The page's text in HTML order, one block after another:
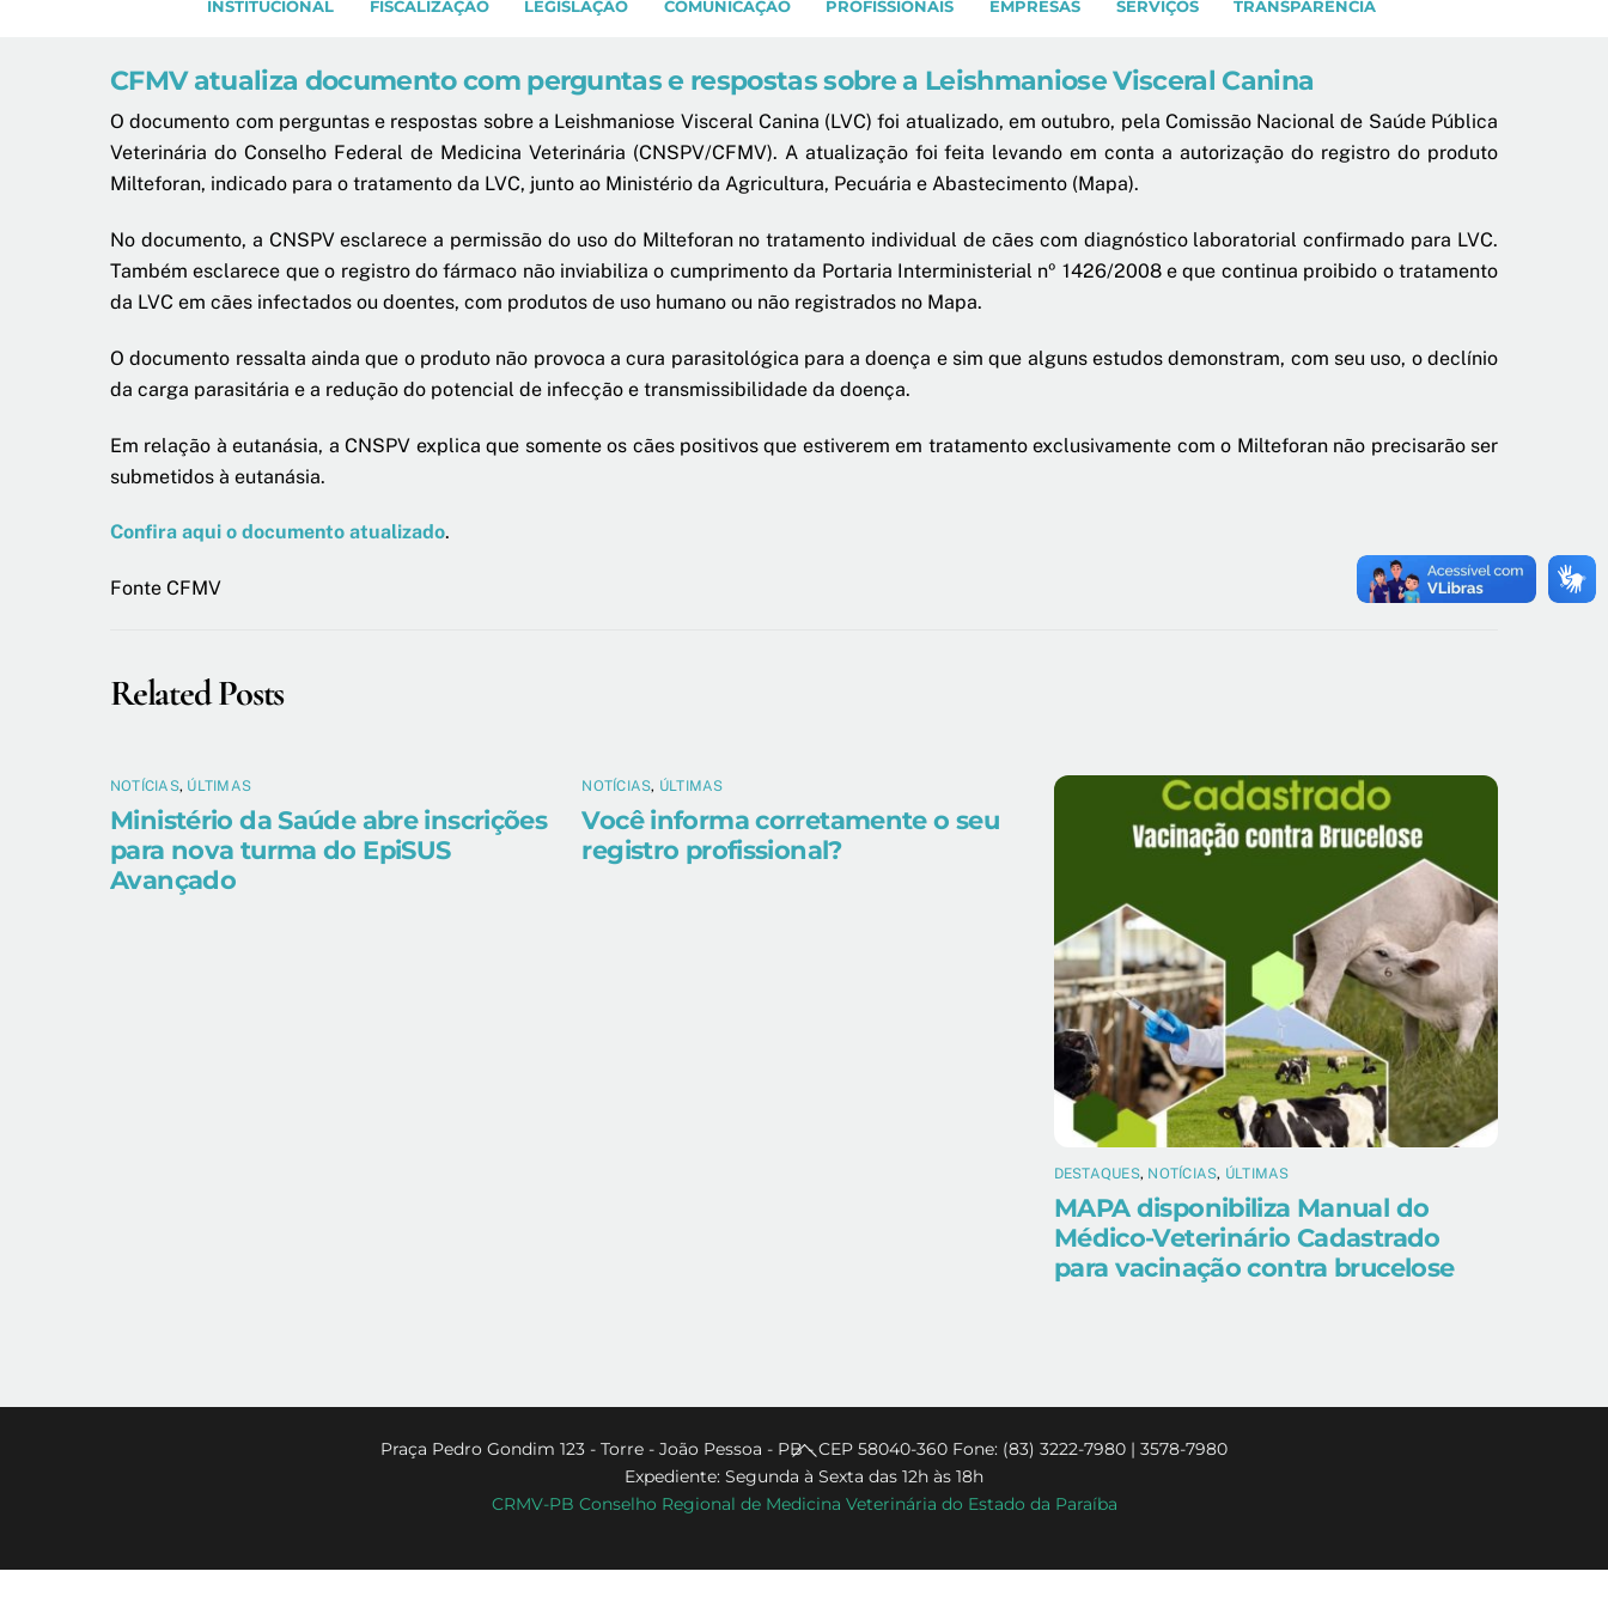
INSTITUCIONAL FISCALIZAÇÃO LEGISLAÇÃO COMUNICAÇÃO PROFISSIONAIS EMPRESAS SERVIÇOS TRANSPARÊNCIA
CFMV atualiza documento com perguntas e respostas sobre a Leishmaniose Visceral Canina
O documento com perguntas e respostas sobre a Leishmaniose Visceral Canina (LVC) foi atualizado, em outubro, pela Comissão Nacional de Saúde Pública
Veterinária do Conselho Federal de Medicina Veterinária (CNSPV/CFMV). A atualização foi feita levando em conta a autorização do registro do produto
Milteforan, indicado para o tratamento da LVC, junto ao Ministério da Agricultura, Pecuária e Abastecimento (Mapa).
No documento, a CNSPV esclarece a permissão do uso do Milteforan no tratamento individual de cães com diagnóstico laboratorial confirmado para LVC.
Também esclarece que o registro do fármaco não inviabiliza o cumprimento da Portaria Interministerial nº 1426/2008 e que continua proibido o tratamento
da LVC em cães infectados ou doentes, com produtos de uso humano ou não registrados no Mapa.
O documento ressalta ainda que o produto não provoca a cura parasitológica para a doença e sim que alguns estudos demonstram, com seu uso, o declínio
da carga parasitária e a redução do potencial de infecção e transmissibilidade da doença.
Em relação à eutanásia, a CNSPV explica que somente os cães positivos que estiverem em tratamento exclusivamente com o Milteforan não precisarão ser
submetidos à eutanásia.
Confira aqui o documento atualizado.
Fonte CFMV
Related Posts
NOTÍCIAS, ÚLTIMAS
Ministério da Saúde abre inscrições
para nova turma do EpiSUS
Avançado
NOTÍCIAS, ÚLTIMAS
Você informa corretamente o seu
registro profissional?
DESTAQUES, NOTÍCIAS, ÚLTIMAS
MAPA disponibiliza Manual do
Médico-Veterinário Cadastrado
para vacinação contra brucelose
Back
To
Top
Praça Pedro Gondim 123 - Torre - João Pessoa - PB - CEP 58040-360 Fone: (83) 3222-7980 | 3578-7980
Expediente: Segunda à Sexta das 12h às 18h
CRMV-PB Conselho Regional de Medicina Veterinária do Estado da Paraíba